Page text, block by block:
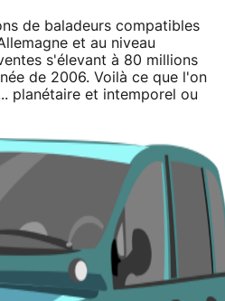
de baladeurs compatibles
et au niveau
s'élevant à 80 millions
de 2006. Voilà ce que l'on
planétaire et intemporel ou